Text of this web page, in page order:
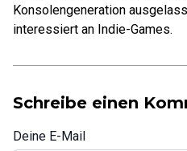
Konsolengeneration
interessiert an Indie-Games.
Schreibe einen
Deine E-Mail